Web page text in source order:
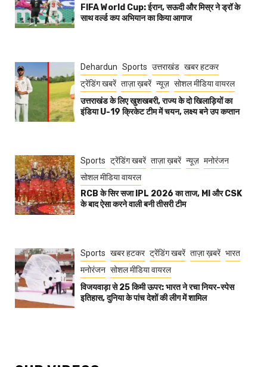
FIFA World Cup: ईरान, सऊदी और मिस्र ने ड्रॉ के
साथ वर्ल्ड कप अभियान का किया आगाज
Dehardun Sports उत्तराखंड खबर हटकर
ट्रेंडिंग खबरें ताज़ा ख़बरें न्यूज़ सोशल मीडिया वायरल
उत्तराखंड के लिए खुशखबरी, राज्य के दो खिलाड़ियों का
इंडिया U-19 क्रिकेट टीम में चयन, लक्ष्य बने उप कप्तान
Sports ट्रेंडिंग खबरें ताज़ा ख़बरें न्यूज़ मनोरंजन
सोशल मीडिया वायरल
RCB के सिर सजा IPL 2026 का ताज, MI और CSK
के बाद ऐसा करने वाली बनी तीसरी टीम
Sports खबर हटकर ट्रेंडिंग खबरें ताज़ा ख़बरें भारत
मनोरंजन सोशल मीडिया वायरल
विजयवाड़ा से 25 किमी ऊपर: भारत ने रचा नियर-स्पेस
इतिहास, दुनिया के पांच देशों की लीग में शामिल